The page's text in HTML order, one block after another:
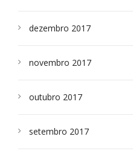
dezembro 2017
novembro 2017
outubro 2017
setembro 2017